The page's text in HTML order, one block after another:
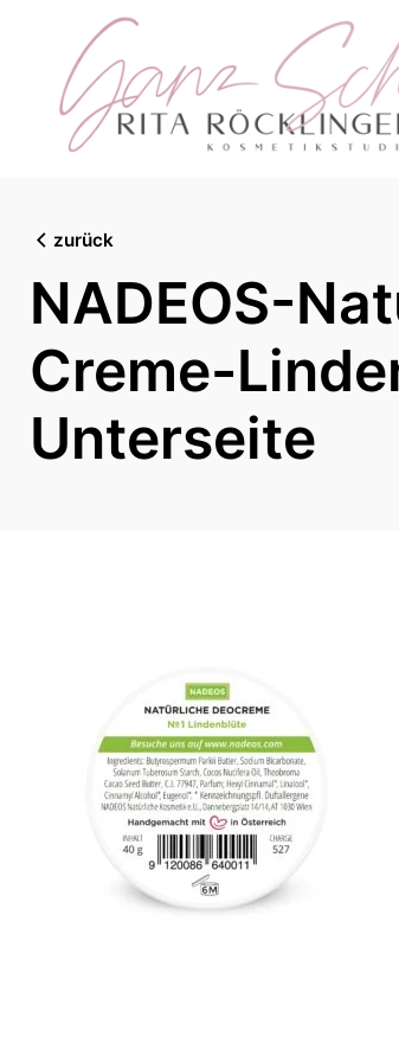
zurück
NADEOS-
Creme-
Unterseite